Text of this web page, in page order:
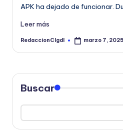
APK ha dejado de funcionar.
Leer más
Publicado
RedaccionCIgdl marzo 7, 2025
Buscar